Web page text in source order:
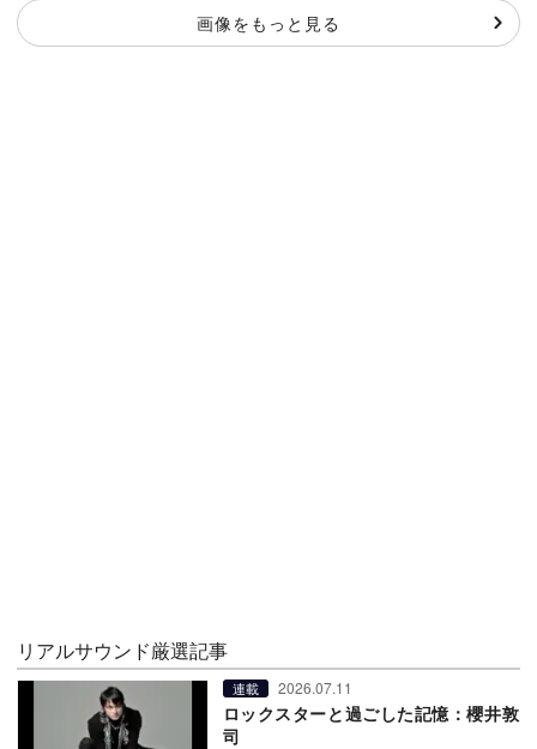
画像をもっと見る
リアルサウンド厳選記事
連載 2026.07.11
ロックスターと過ごした記憶：櫻井敦
司